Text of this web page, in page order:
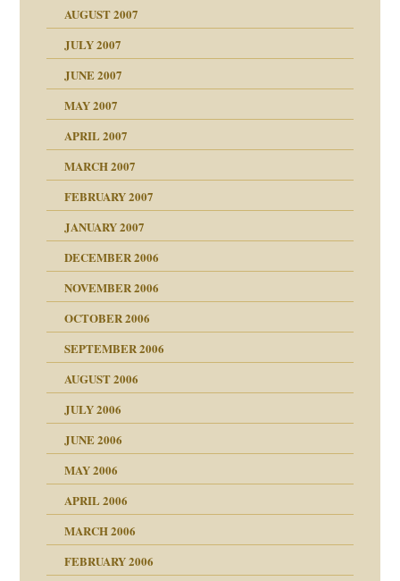
in meiner
voller Absicht!"
AUGUST 2007
JULY 2007
JUNE 2007
MAY 2007
APRIL 2007
MARCH 2007
FEBRUARY 2007
JANUARY 2007
DECEMBER 2006
NOVEMBER 2006
OCTOBER 2006
SEPTEMBER 2006
AUGUST 2006
JULY 2006
JUNE 2006
MAY 2006
APRIL 2006
MARCH 2006
FEBRUARY 2006